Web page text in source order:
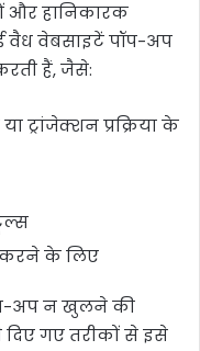
और हानिकारक
वैध वेबसाइटें पॉप-अप
हैं, जैसे:
ट्रांजेक्शन प्रक्रिया के
करने के लिए
अप न खुलने की
दिए गए तरीकों से इसे